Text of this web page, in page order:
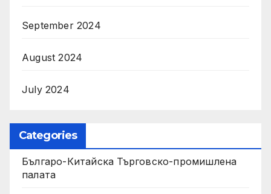
September 2024
August 2024
July 2024
Categories
Българо-Китайска Търговско-промишлена
палaта